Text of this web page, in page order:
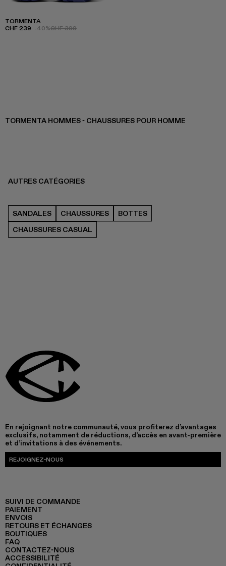
TORMENTA
CHF 239 -40%CHF 399
TORMENTA HOMMES - CHAUSSURES POUR HOMME
AUTRES CATÉGORIES
SANDALES CHAUSSURES
BOTTES
CHAUSSURES CASUAL
En rejoignant notre communauté, vous profiterez d’avantages
exclusifs, notamment de réductions, d’accès en avant-première
et d’invitations à des événements.
REJOIGNEZ-NOUS
SUIVI DE COMMANDE
PAIEMENT
ENVOIS
RETOURS ET ÉCHANGES
BOUTIQUES
FAQ
CONTACTEZ-NOUS
ACCESSIBILITÉ